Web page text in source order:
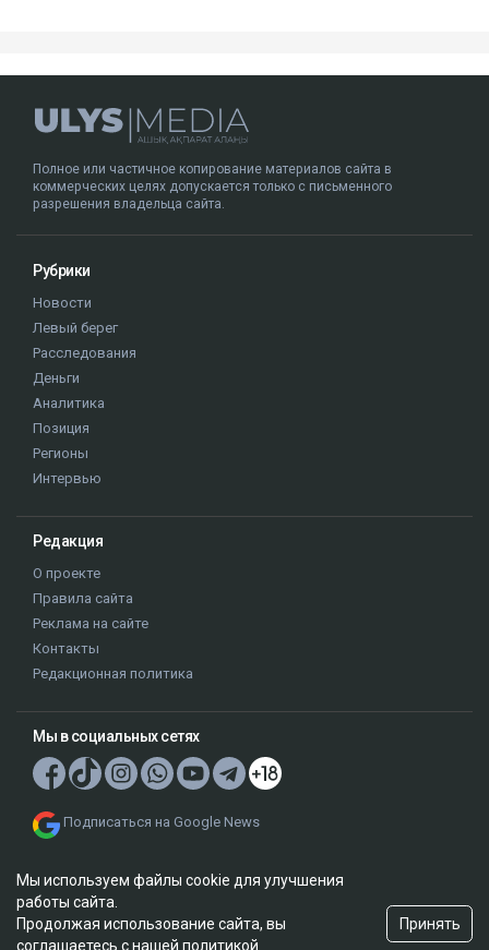
Полное или частичное копирование материалов сайта в
коммерческих целях допускается только с письменного
разрешения владельца сайта.
Рубрики
Новости
Левый берег
Расследования
Деньги
Аналитика
Позиция
Регионы
Интервью
Редакция
О проекте
Правила сайта
Реклама на сайте
Контакты
Редакционная политика
Мы в социальных сетях
Подписаться на Google News
Мы используем файлы cookie для улучшения
работы сайта.
Продолжая использование сайта, вы
соглашаетесь с нашей политикой
Принять